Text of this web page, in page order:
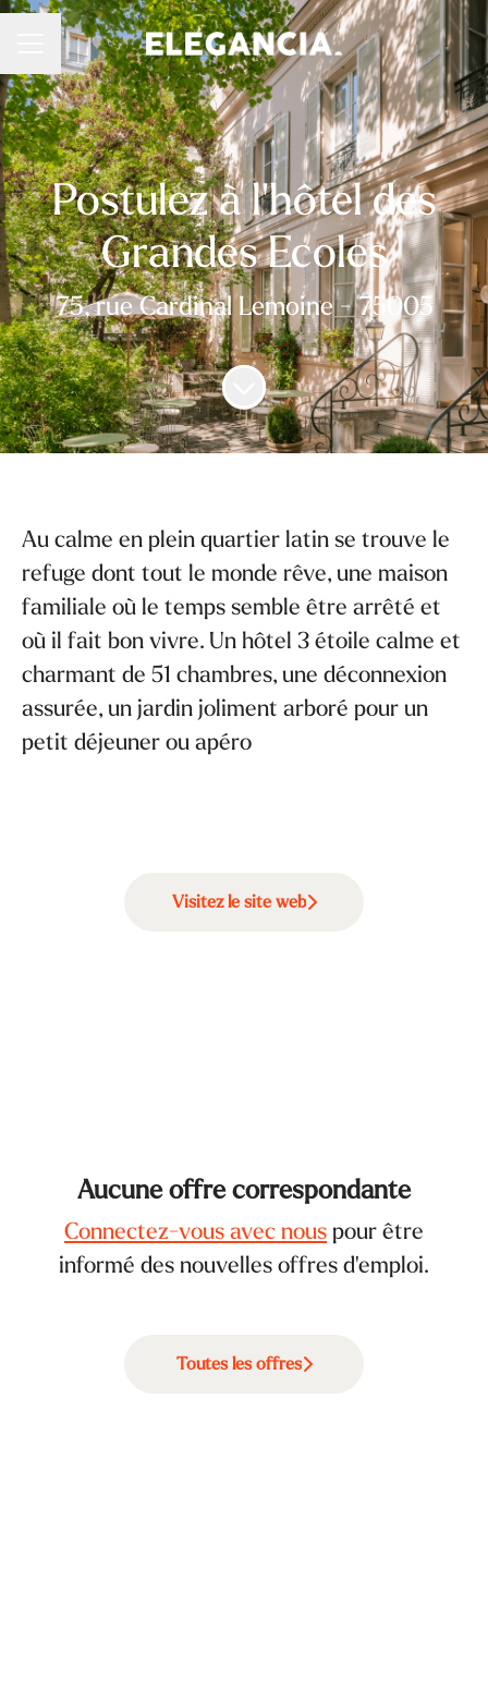
Menu carrière
Postulez à l'hôtel des
Grandes Ecoles
75, rue Cardinal Lemoine - 75005
Faire défiler jusqu'au contenu
Au calme en plein quartier latin se trouve le
refuge dont tout le monde rêve, une maison
familiale où le temps semble être arrêté et
où il fait bon vivre. Un hôtel 3 étoile calme et
charmant de 51 chambres, une déconnexion
assurée, un jardin joliment arboré pour un
petit déjeuner ou apéro
Visitez le site web
Aucune offre correspondante
Connectez-vous avec nous pour être
informé des nouvelles offres d'emploi.
Toutes les offres